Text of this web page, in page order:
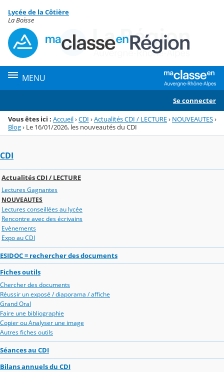
Menu de la rubrique
Contenu
Lycée de la Côtière
La Boisse
MENU
Se connecter
Vous êtes ici : Accueil›CDI ›Actualités CDI / LECTURE› NOUVEAUTES›
Blog› Le 16/01/2026, les nouveautés du CDI
CDI
Actualités CDI / LECTURE
Lectures Gagnantes
NOUVEAUTES
Lectures conseillées au lycée
Rencontre avec des écrivains
Evènements
Expo au CDI
ESIDOC = rechercher des documents
Fiches outils
Chercher des documents
Réussir un exposé / diaporama / affiche
Grand Oral
Faire une bibliographie
Copier ou Analyser une image
Autres fiches outils
Séances au CDI
Bilans annuels du CDI